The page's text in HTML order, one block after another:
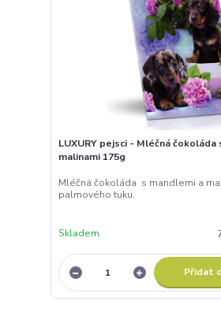
LUXURY pejsci - Mléčná čokoláda
malinami 175g
Mléčná čokoláda s mandlemi a
palmového tuku.
Skladem
Přidat